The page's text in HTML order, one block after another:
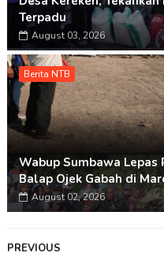
Terpadu
August 03, 2026
Berita NTB
Wabup Sumbawa Lepas
Balap Ojek Gabah di
August 02, 2026
PREVIOUS